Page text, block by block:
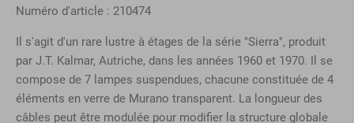
Numéro d'article : 210474
Il s'agit d'un rare lustre à étages de la série "Sierra", produit
par J.T. Kalmar, Autriche, dans les années 1960 et 1970. Il se
compose de 7 lampes suspendues, chacune constituée de 4
éléments en verre de Murano transparent. La longueur des
câbles peut être modulée pour modifier la structure globale